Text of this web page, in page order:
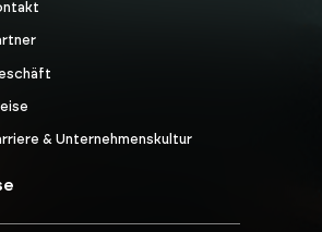
& Unternehmenskultur